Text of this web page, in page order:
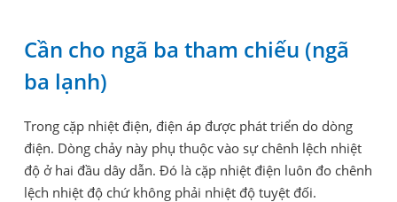
Cần cho ngã ba tham chiếu (ngã
ba lạnh)
Trong cặp nhiệt điện, điện áp được phát triển do dòng
điện. Dòng chảy này phụ thuộc vào sự chênh lệch nhiệt
độ ở hai đầu dây dẫn. Đó là cặp nhiệt điện luôn đo chênh
lệch nhiệt độ chứ không phải nhiệt độ tuyệt đối.